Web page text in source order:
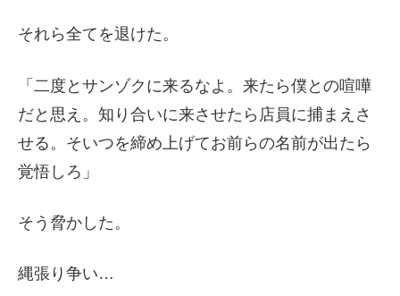
それら全てを退けた。
「二度とサンゾクに来るなよ。来たら僕との喧嘩
だと思え。知り合いに来させたら店員に捕まえさ
せる。そいつを締め上げてお前らの名前が出たら
覚悟しろ」
そう脅かした。
縄張り争い…